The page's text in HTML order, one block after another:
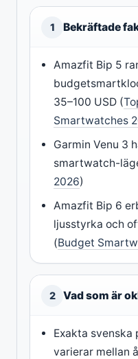
1 Bekräftade
Amazfit Bip 5
35–100 USD (
Smartwatches
Garmin Venu 3
smartwatch-
2026)
Amazfit Bip 6
ljusstyrka och
(Budget
2 Vad som är
Exakta
varierar mellan